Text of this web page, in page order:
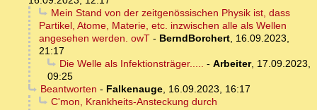
Mein Stand von der zeitgenössischen Physik ist, dass
Partikel, Atome, Materie, etc. inzwischen alle als Wellen
angesehen werden. owT - BerndBorchert, 16.09.2023,
21:17
Die Welle als Infektionsträger..... - Arbeiter, 17.09.2023,
09:25
Beantworten - Falkenauge, 16.09.2023, 16:17
C'mon, Krankheits-Ansteckung durch